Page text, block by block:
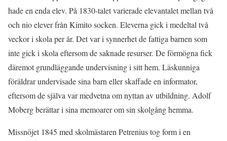
hade en enda elev. På 1830-talet varierade elevantalet mellan två
och nio elever från Kimito socken. Eleverna gick i medeltal två
veckor i skola per år. Det var i synnerhet de fattiga barnen som
inte gick i skola eftersom de saknade resurser. De förmögna fick
däremot grundläggande undervisning i sitt hem. Läskunniga
föräldrar undervisade sina barn eller skaffade en informator,
eftersom de själva var medvetna om nyttan av utbildning. Adolf
Moberg berättar i sina memoarer om sin skolgång hemma.
Missnöjet 1845 med skolmästaren Petrenius tog form i en